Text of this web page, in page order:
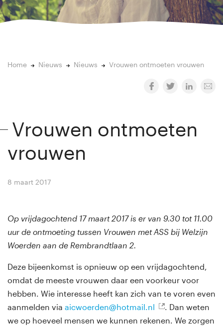
Home Nieuws Nieuws Vrouwen ontmoeten vrouwen
Vrouwen ontmoeten
vrouwen
8 maart 2017
Op vrijdagochtend 17 maart 2017 is er van 9.30 tot 11.00
uur de ontmoeting tussen Vrouwen met ASS bij Welzijn
Woerden aan de Rembrandtlaan 2.
Deze bijeenkomst is opnieuw op een vrijdagochtend,
omdat de meeste vrouwen daar een voorkeur voor
hebben. Wie interesse heeft kan zich van te voren even
aanmelden via aicwoerden@hotmail.nl
. Dan weten
we op hoeveel mensen we kunnen rekenen. We zorgen